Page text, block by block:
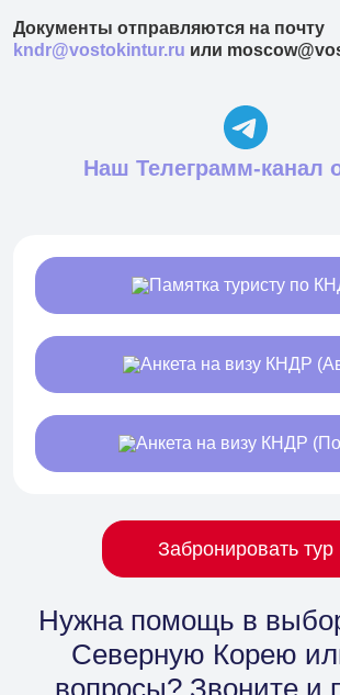
Документы отправляются на почту
kndr@vostokintur.ru или
Наш Телеграмм-канал
Памятка туристу по
Анкета на визу КНДР
Анкета на визу КНДР
Забронировать тур
Нужна помощь в
Северную Корею
вопросы? Звоните и